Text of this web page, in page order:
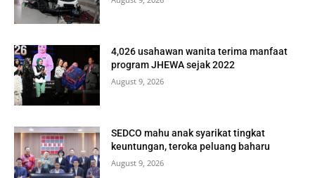
4,026 usahawan wanita terima manfaat
program JHEWA sejak 2022
August 9, 2026
SEDCO mahu anak syarikat tingkat
keuntungan, teroka peluang baharu
August 9, 2026